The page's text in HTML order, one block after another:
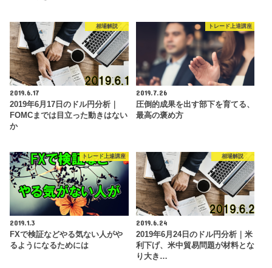
相場解説
2019.6.17
2019年6月17日のドル円分析｜
FOMCまでは目立った動きはない
か
トレード上達講座
2019.7.26
圧倒的成果を出す部下を育てる、
最高の褒め方
トレード上達講座
2019.1.3
FXで検証などやる気ない人がや
るようになるためには
相場解説
2019.6.24
2019年6月24日のドル円分析｜米
利下げ、米中貿易問題が材料とな
り大き…